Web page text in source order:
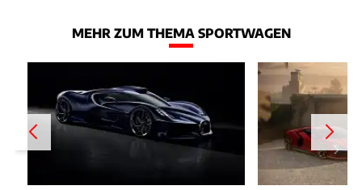
MEHR ZUM THEMA SPORTWAGEN